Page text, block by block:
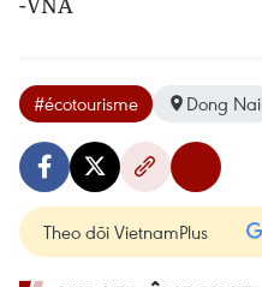
#écotourisme Dong Nai
Theo dõi VietnamPlus